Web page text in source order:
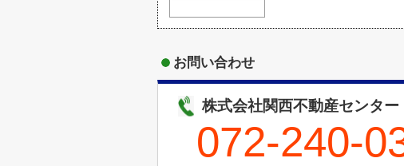
お問い合わせ
株式会社関西不動産センター
072-240-